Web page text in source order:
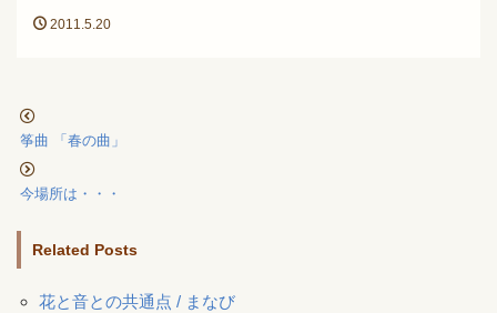
2011.5.20
筝曲 「春の曲」
今場所は・・・
Related Posts
花と音との共通点 / まなび